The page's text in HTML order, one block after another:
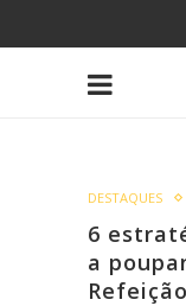
DESTAQUES
6
a
Refeição